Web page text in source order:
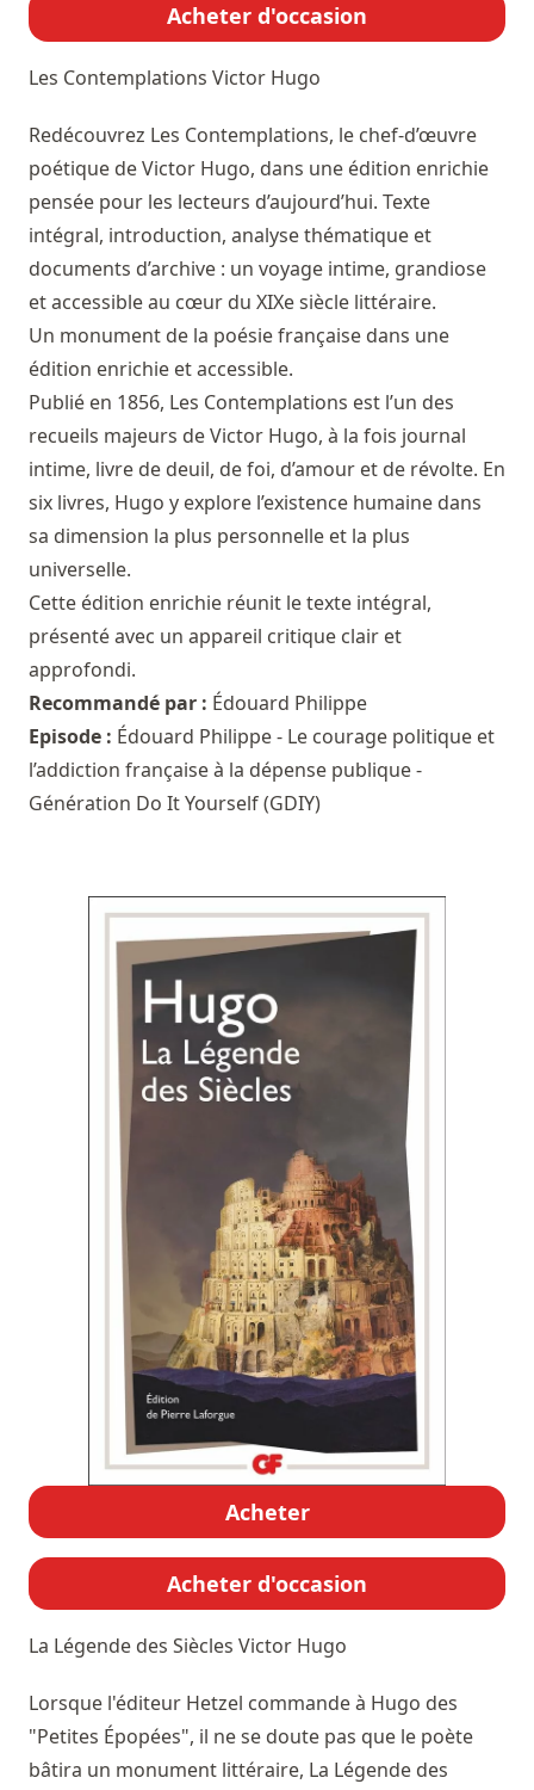
Acheter d'occasion
Les Contemplations Victor Hugo
Redécouvrez Les Contemplations, le chef-d’œuvre
poétique de Victor Hugo, dans une édition enrichie
pensée pour les lecteurs d’aujourd’hui. Texte
intégral, introduction, analyse thématique et
documents d’archive : un voyage intime, grandiose
et accessible au cœur du XIXe siècle littéraire.
Un monument de la poésie française dans une
édition enrichie et accessible.
Publié en 1856, Les Contemplations est l’un des
recueils majeurs de Victor Hugo, à la fois journal
intime, livre de deuil, de foi, d’amour et de révolte. En
six livres, Hugo y explore l’existence humaine dans
sa dimension la plus personnelle et la plus
universelle.
Cette édition enrichie réunit le texte intégral,
présenté avec un appareil critique clair et
approfondi.
Recommandé par : Édouard Philippe
Episode : Édouard Philippe - Le courage politique et
l’addiction française à la dépense publique -
Génération Do It Yourself (GDIY)
Acheter
Acheter d'occasion
La Légende des Siècles Victor Hugo
Lorsque l'éditeur Hetzel commande à Hugo des
"Petites Épopées", il ne se doute pas que le poète
bâtira un monument littéraire, La Légende des